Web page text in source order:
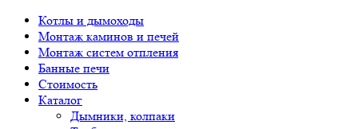
Котлы и дымоходы
Монтаж каминов и печей
Монтаж систем отпления
Банные печи
Стоимость
Каталог
Дымники, колпаки